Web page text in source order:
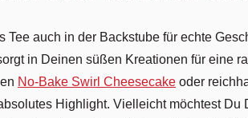
Tee auch in der Backstube für echte
in Deinen süßen Kreationen für eine
No-Bake Swirl Cheesecakeoder
Highlight. Vielleicht möchtest Du